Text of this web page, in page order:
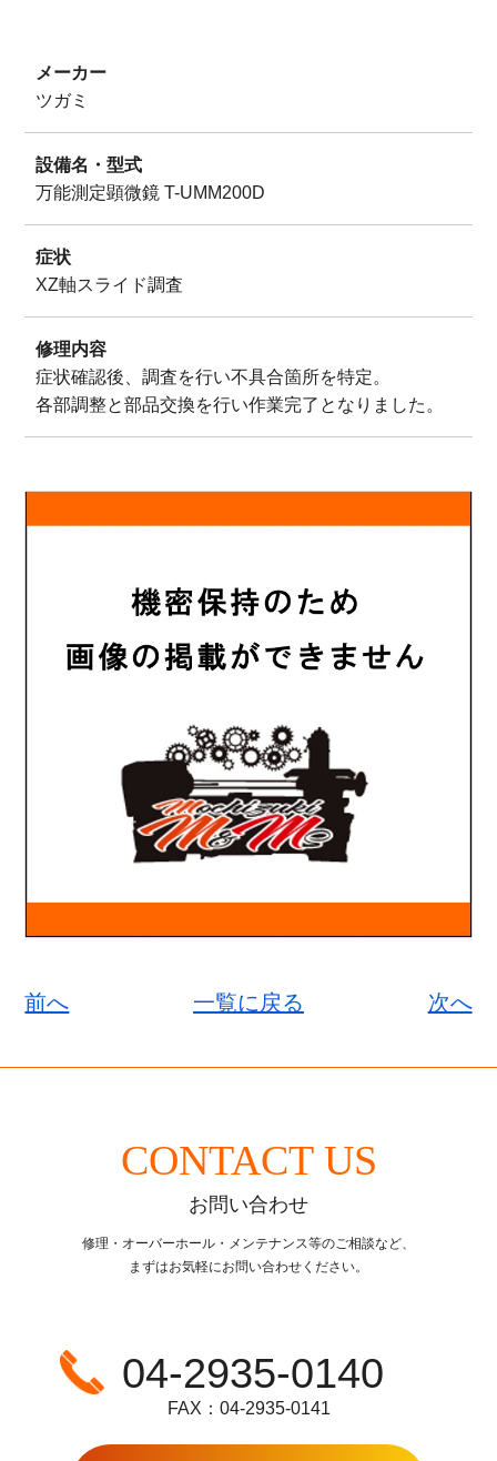
メーカー
ツガミ
設備名・型式
万能測定顕微鏡 T-UMM200D
症状
XZ軸スライド調査
修理内容
症状確認後、調査を行い不具合箇所を特定。
各部調整と部品交換を行い作業完了となりました。
前へ 一覧に戻る 次へ
CONTACT US
お問い合わせ
修理・オーバーホール・メンテナンス等のご相談など、
まずはお気軽にお問い合わせください。
04-2935-0140
FAX：04-2935-0141